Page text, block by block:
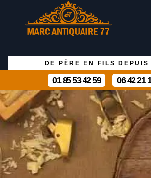
DE PÈRE EN FILS
01 85 53 42 59 06 42 21